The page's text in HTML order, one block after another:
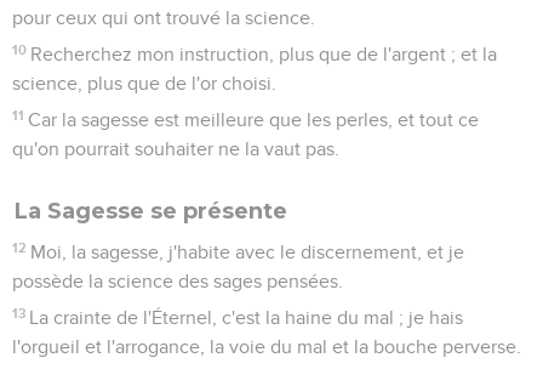
pour ceux qui ont trouvé la science.
10 Recherchez mon instruction, plus que de l'argent ; et la
science, plus que de l'or choisi.
11 Car la sagesse est meilleure que les perles, et tout ce
qu'on pourrait souhaiter ne la vaut pas.
La Sagesse se présente
12 Moi, la sagesse, j'habite avec le discernement, et je
possède la science des sages pensées.
13 La crainte de l'Éternel, c'est la haine du mal ; je hais
l'orgueil et l'arrogance, la voie du mal et la bouche perverse.